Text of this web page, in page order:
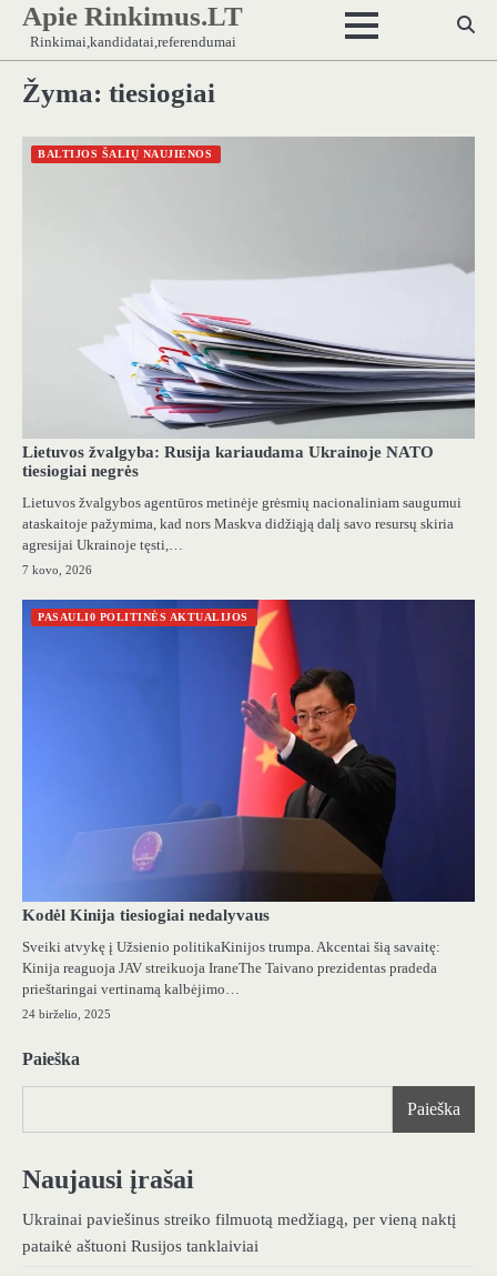
Skip
content
Apie Rinkimus.LT
Rinkimai,kandidatai,referendumai
Žyma: tiesiogiai
BALTIJOS ŠALIŲ NAUJIENOS
Lietuvos žvalgyba: Rusija kariaudama Ukrainoje NATO
tiesiogiai negrės
Lietuvos žvalgybos agentūros metinėje grėsmių nacionaliniam saugumui
ataskaitoje pažymima, kad nors Maskva didžiąją dalį savo resursų skiria
agresijai Ukrainoje tęsti,…
7 kovo, 2026
PASAULI0 POLITINĖS AKTUALIJOS
Kodėl Kinija tiesiogiai nedalyvaus
Sveiki atvykę į Užsienio politikaKinijos trumpa. Akcentai šią savaitę:
Kinija reaguoja JAV streikuoja IraneThe Taivano prezidentas pradeda
prieštaringai vertinamą kalbėjimo…
24 birželio, 2025
Paieška
Paieška
Naujausi įrašai
Ukrainai paviešinus streiko filmuotą medžiagą, per vieną naktį
pataikė aštuoni Rusijos tanklaiviai